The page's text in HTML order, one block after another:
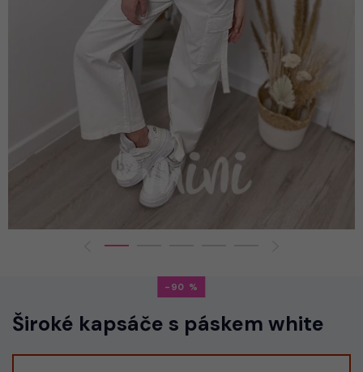
-90
Široké kapsáče s páskem white